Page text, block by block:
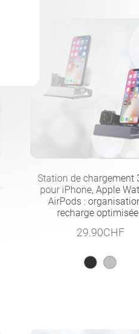
Station de chargement
pour iPhone, Apple
AirPods :
recharge
29.90CHF